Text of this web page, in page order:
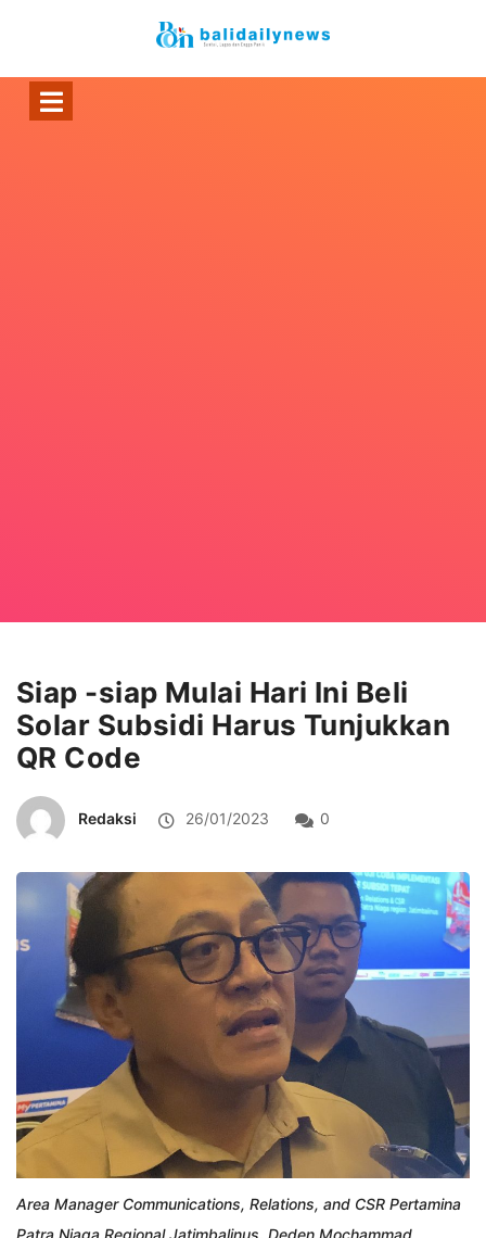
Siap -siap Mulai Hari Ini Beli
Solar Subsidi Harus Tunjukkan
QR Code
Redaksi 26/01/2023 0
Area Manager Communications, Relations, and CSR Pertamina